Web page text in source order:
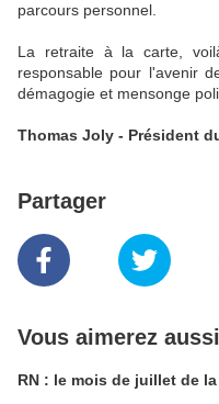
parcours personnel.
La retraite à la carte,
responsable pour l'avenir
démagogie et mensonge
Thomas Joly - Président
Partager
Vous aimerez aussi
RN : le mois de juillet de